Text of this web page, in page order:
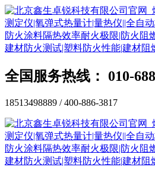
全国服务热线： 010-
18513498889 / 400-886-3817